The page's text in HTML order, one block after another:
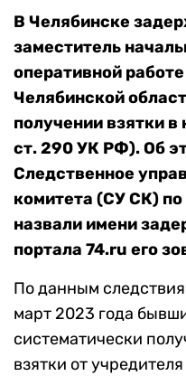
В Челябинске
заместитель
оперативной
Челябинской
получении взятки
ст. 290 УК РФ). Об
Следственное
комитета (СУ СК) по
назвали имени
портала 74.ru его
По данным
март 2023 года
систематически
взятки от